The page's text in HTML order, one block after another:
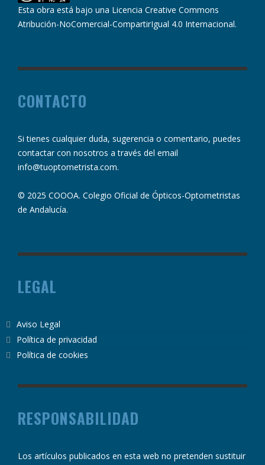
Esta obra está bajo una Licencia Creative Commons
Atribución-NoComercial-CompartirIgual 4.0 Internacional.
CONTACTO
Si tienes cualquier duda, sugerencia o comentario, puedes
contactar con nosotros a través del email
info@tuoptometrista.com.
© 2025 COOOA. Colegio Oficial de Ópticos-Optometristas
de Andalucía.
LEGAL
Aviso Legal
Política de privacidad
Política de cookies
RESPONSABILIDAD
Los artículos publicados en esta web no pretenden sustituir